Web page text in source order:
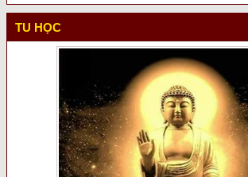
TU HỌC